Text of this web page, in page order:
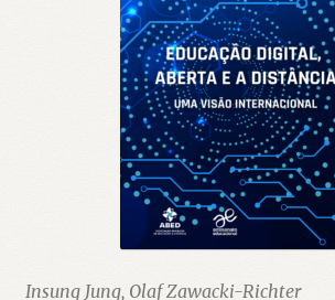
Insung Jung, Olaf Zawacki-Richter